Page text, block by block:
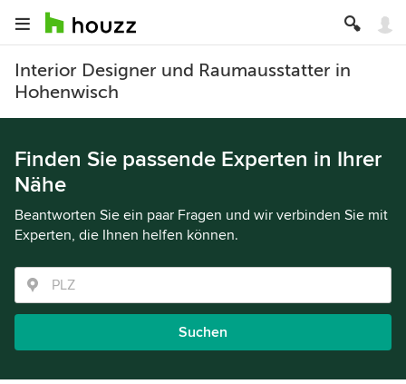
Interior Designer und Raumausstatter in
Hohenwisch
Finden Sie passende Experten in Ihrer
Nähe
Beantworten Sie ein paar Fragen und wir verbinden Sie mit
Experten, die Ihnen helfen können.
Suchen